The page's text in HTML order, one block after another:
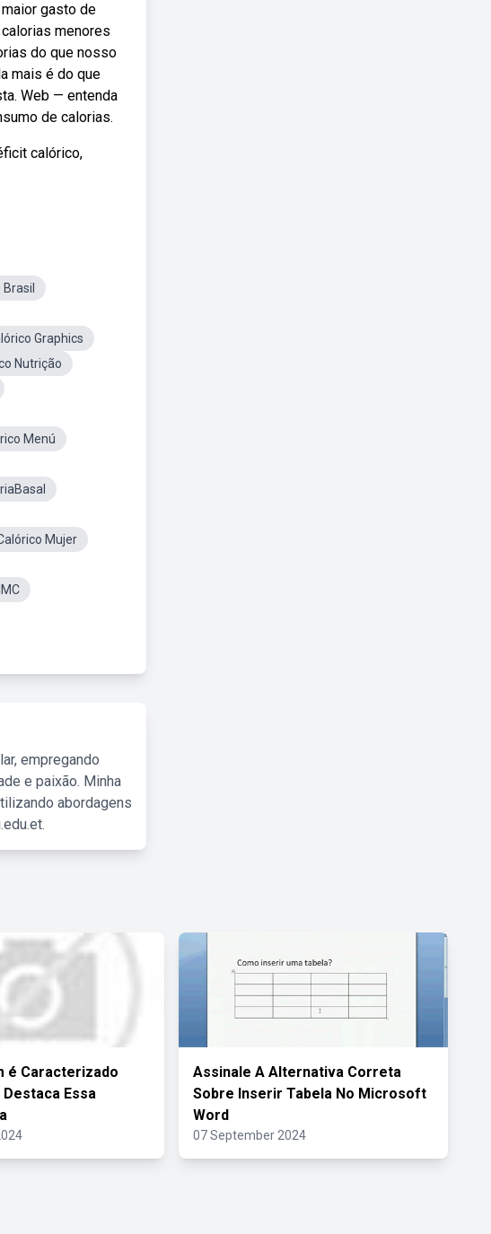
gasto de
menores
do que nosso
mais é do que
Web — entenda
de calorias.
calórico,
Graphics
Nutrição
Menú
Mujer
empregando
e paixão. Minha
abordagens
é Caracterizado
Essa
Assinale A Alternativa Correta
Sobre Inserir Tabela No Microsoft
Word
07 September 2024